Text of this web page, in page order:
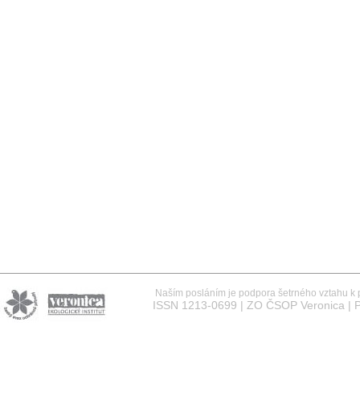
Naším posláním je podpora šetrného vztahu
ISSN 1213-0699 | ZO ČSOP Veronica |